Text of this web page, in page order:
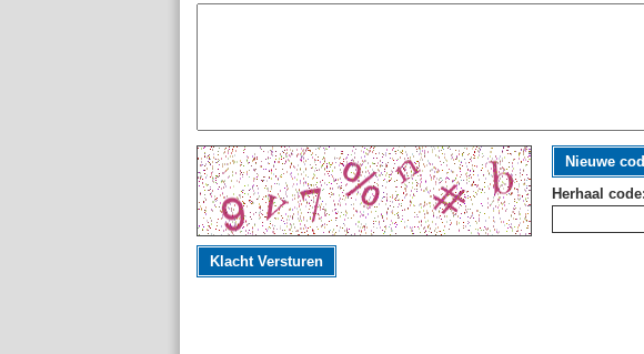
Nieuwe
Herhaal code:
Klacht Versturen